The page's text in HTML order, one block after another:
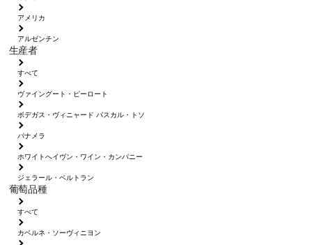
アメリカ
アルゼンチン
生産者
すべて
ヴァイングート・ピーロート
ボデガス・ヴィニャード パスカル・トソ
パナメラ
ホワイトへイヴン・ワイン・カンパニー
ジェラール・ベルトラン
葡萄品種
すべて
カベルネ・ソーヴィニヨン